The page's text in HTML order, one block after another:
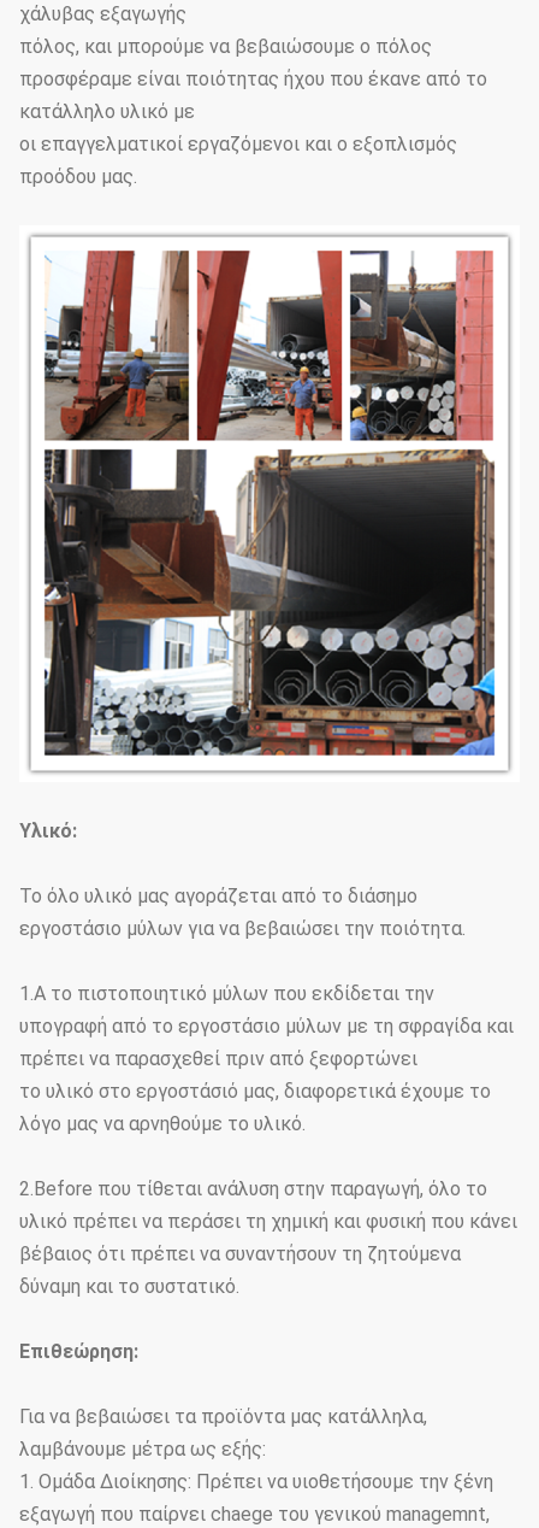
χάλυβας εξαγωγής
πόλος, και μπορούμε να βεβαιώσουμε ο πόλος
προσφέραμε είναι ποιότητας ήχου που έκανε από το
κατάλληλο υλικό με
οι επαγγελματικοί εργαζόμενοι και ο εξοπλισμός
προόδου μας.
Υλικό:
Το όλο υλικό μας αγοράζεται από το διάσημο
εργοστάσιο μύλων για να βεβαιώσει την ποιότητα.
1.A το πιστοποιητικό μύλων που εκδίδεται την
υπογραφή από το εργοστάσιο μύλων με τη σφραγίδα και
πρέπει να παρασχεθεί πριν από ξεφορτώνει
το υλικό στο εργοστάσιό μας, διαφορετικά έχουμε το
λόγο μας να αρνηθούμε το υλικό.
2.Before που τίθεται ανάλυση στην παραγωγή, όλο το
υλικό πρέπει να περάσει τη χημική και φυσική που κάνει
βέβαιος ότι πρέπει να συναντήσουν τη ζητούμενα
δύναμη και το συστατικό.
Επιθεώρηση:
Για να βεβαιώσει τα προϊόντα μας κατάλληλα,
λαμβάνουμε μέτρα ως εξής:
1. Ομάδα Διοίκησης: Πρέπει να υιοθετήσουμε την ξένη
εξαγωγή που παίρνει chaege του γενικού managemnt,